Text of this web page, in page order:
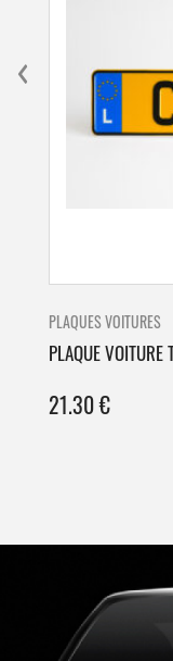
PLAQUES VOITURES
PLAQUE
21.30€